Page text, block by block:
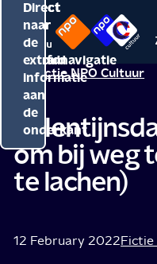
Direct
naar
de
inhoud
Direct
naar
de
hoofdnavigatie
Direct
naar
de
extra
informatie
aan
de
onderkant
Menu
Naar
de
NPO
Naar
de
NPO
Cultuur
Redactie NPO Cultuur
om bij weg
te lachen)
12 February 2022Fictie